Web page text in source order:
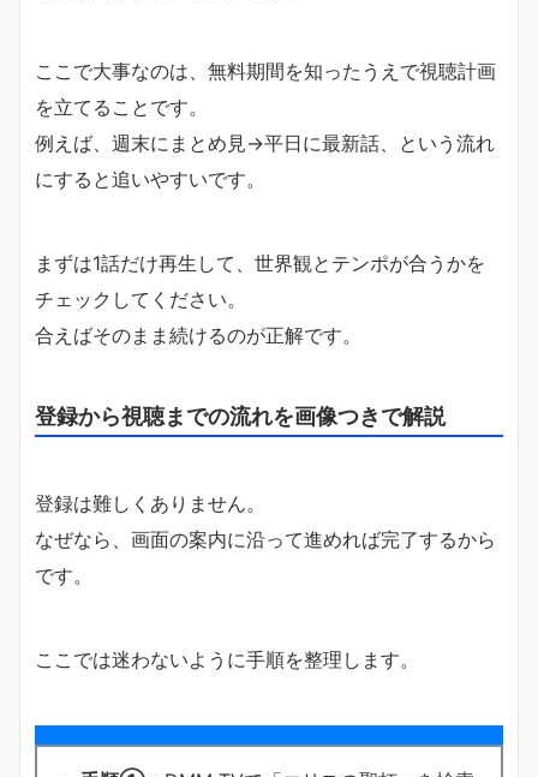
ここで大事なのは、無料期間を知ったうえで視聴計画
を立てることです。
例えば、週末にまとめ見→平日に最新話、という流れ
にすると追いやすいです。
まずは1話だけ再生して、世界観とテンポが合うかを
チェックしてください。
合えばそのまま続けるのが正解です。
登録から視聴までの流れを画像つきで解説
登録は難しくありません。
なぜなら、画面の案内に沿って進めれば完了するから
です。
ここでは迷わないように手順を整理します。